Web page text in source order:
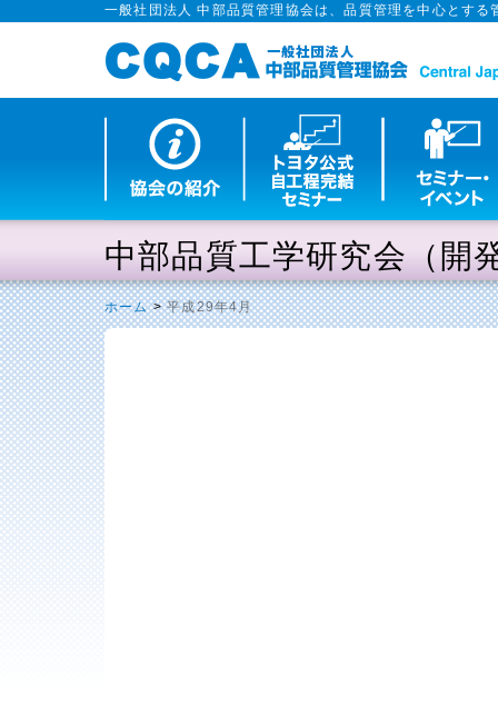
一般社団法人 中部品質管理協会は、品質管理を中心とす
中部品質工学研究会（開
ホーム>平成29年4月